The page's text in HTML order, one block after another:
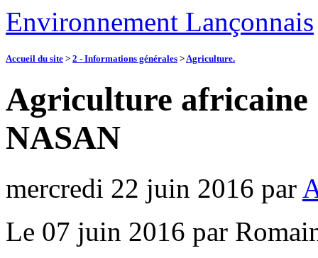
Environnement Lançonnais
Accueil du site > 2 - Informations générales >Agriculture.
Agriculture africaine
NASAN
mercredi 22 juin 2016 par
Le 07 juin 2016 par